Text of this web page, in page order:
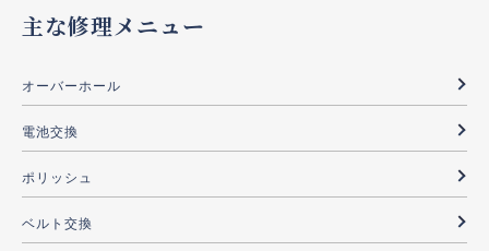
主な修理メニュー
オーバーホール
電池交換
ポリッシュ
ベルト交換